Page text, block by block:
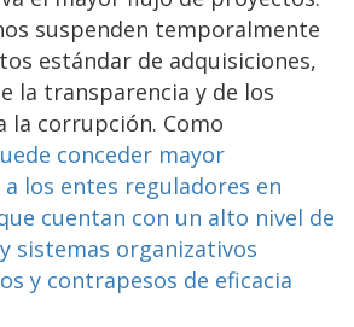
suspenden temporalmente
estándar de adquisiciones,
la transparencia y de los
la corrupción. Como
conceder mayor
los entes reguladores en
cuentan con un alto nivel de
sistemas organizativos
y contrapesos de eficacia